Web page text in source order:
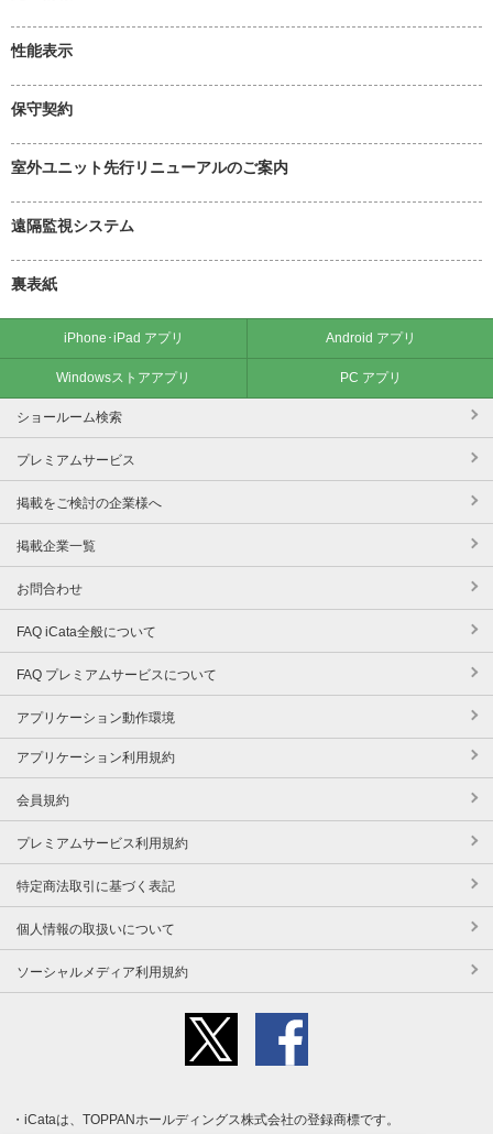
性能表示
保守契約
室外ユニット先行リニューアルのご案内
遠隔監視システム
裏表紙
iPhone･iPad アプリ Android アプリ
Windowsストアアプリ PC アプリ
ショールーム検索
プレミアムサービス
掲載をご検討の企業様へ
掲載企業一覧
お問合わせ
FAQ iCata全般について
FAQ プレミアムサービスについて
アプリケーション動作環境
アプリケーション利用規約
会員規約
プレミアムサービス利用規約
特定商法取引に基づく表記
個人情報の取扱いについて
ソーシャルメディア利用規約
iCataは、TOPPANホールディングス株式会社の登録商標です。